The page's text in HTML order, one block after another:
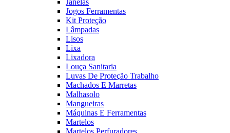
Janelas
Jogos Ferramentas
Kit Proteção
Lâmpadas
Lisos
Lixa
Lixadora
Louça Sanitaria
Luvas De Proteção Trabalho
Machados E Marretas
Malhasolo
Mangueiras
Máquinas E Ferramentas
Martelos
Martelos Perfuradores